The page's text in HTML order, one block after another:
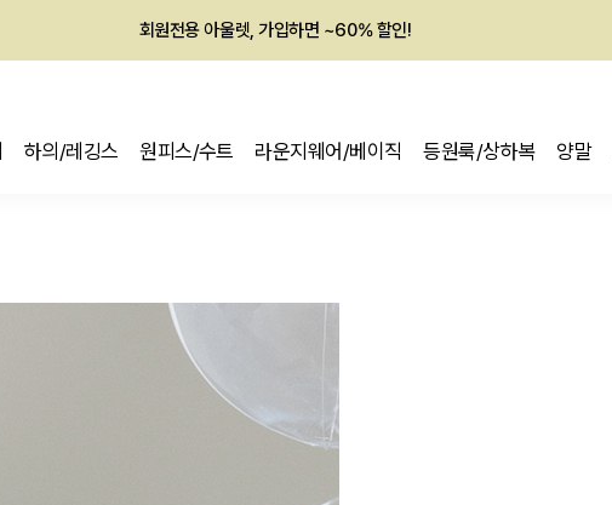
회원전용 아울렛, 가입하면 ~60% 할인!
하의/레깅스 원피스/수트 라운지웨어/베이직 등원룩/상하복 양말